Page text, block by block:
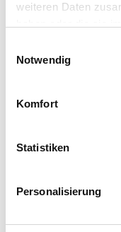
weiteren Daten
Notwendig
Komfort
Statistiken
Personalisierung